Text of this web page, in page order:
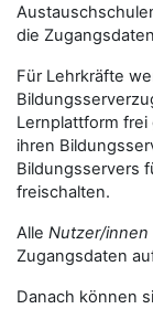
die
Für Lehrkräfte
Lernplattform
ihren
Bildungsservers
freischalten.
Alle Nutzer/innen
Zugangsdaten
Danach können